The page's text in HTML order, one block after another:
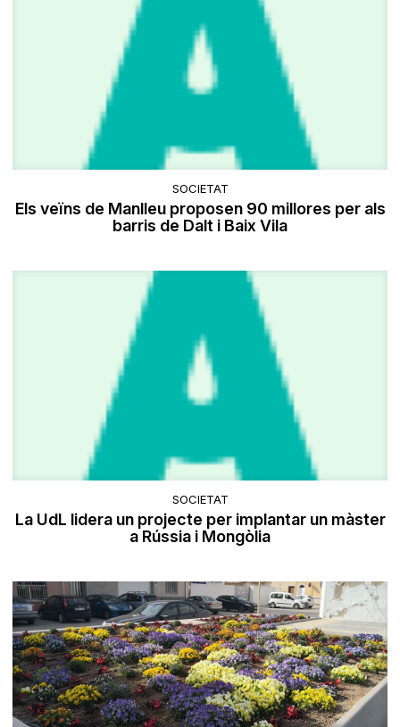
SOCIETAT
Els veïns de Manlleu proposen 90 millores per als
barris de Dalt i Baix Vila
SOCIETAT
La UdL lidera un projecte per implantar un màster
a Rússia i Mongòlia